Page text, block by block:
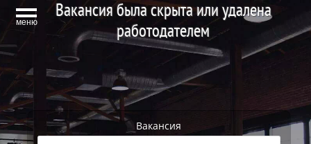
меню
Вакансия была скрыта или удалена
работодателем
Вакансия